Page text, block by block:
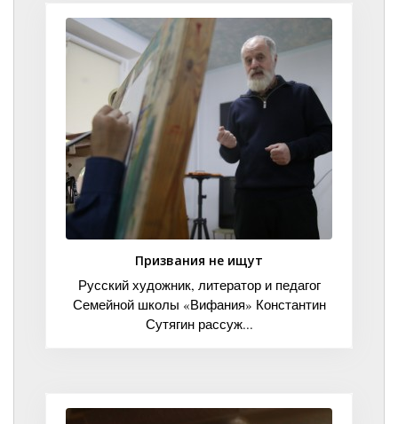
Призвания не ищут
Русский художник, литератор и педагог
Семейной школы «Вифания» Константин
Сутягин рассуж...